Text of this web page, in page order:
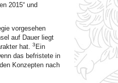
2015“ und
vorgesehen
auf Dauer liegt
hat. 3 Ein
das befristete in
Konzepten nach